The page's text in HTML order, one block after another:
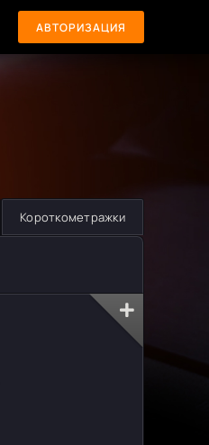
АВТОРИЗАЦИЯ
Короткометражки